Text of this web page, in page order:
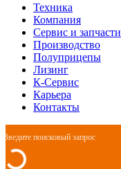
Техника
Компания
Сервис и запчасти
Производство
Полуприцепы
Лизинг
К-Сервис
Карьера
Контакты